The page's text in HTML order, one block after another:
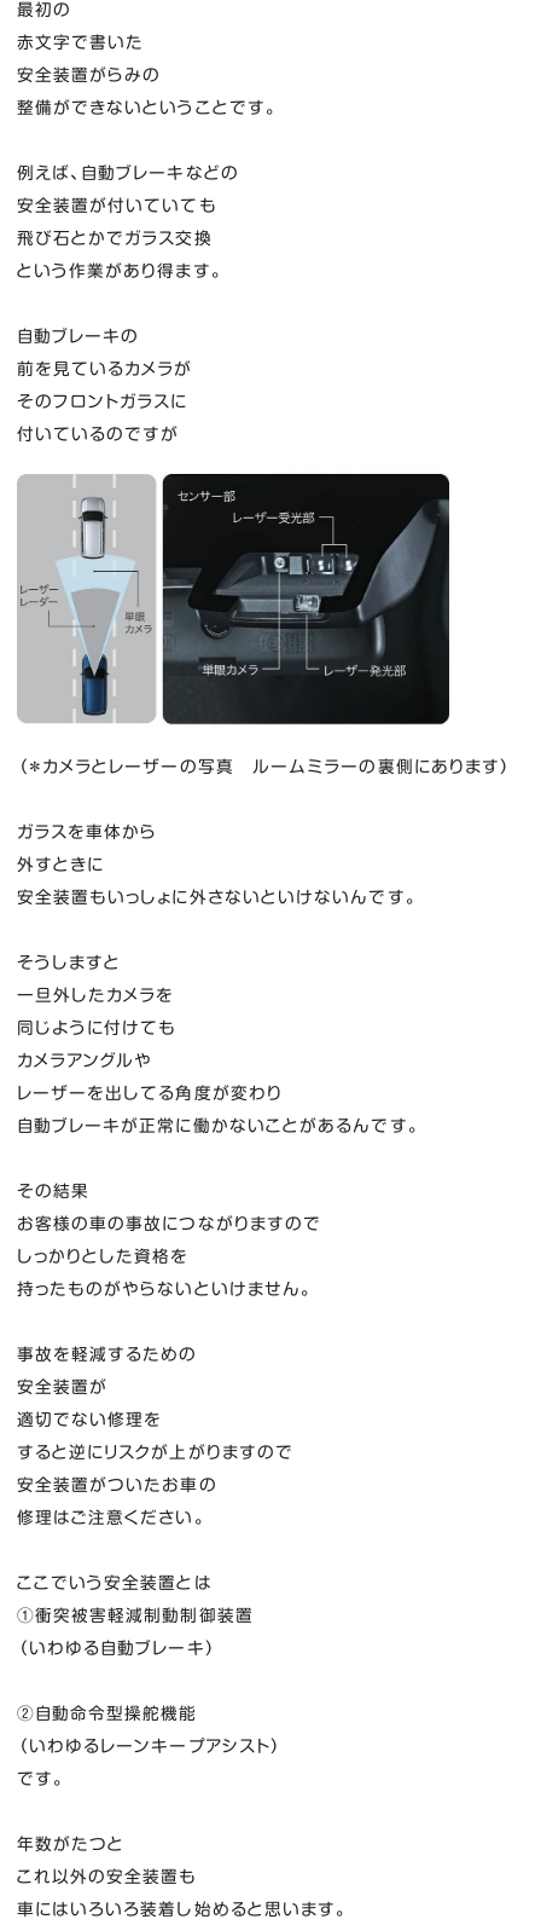
最初の
赤文字で書いた
安全装置がらみの
整備ができないということです。
例えば、自動ブレーキなどの
安全装置が付いていても
飛び石とかでガラス交換
という作業があり得ます。
自動ブレーキの
前を見ているカメラが
そのフロントガラスに
付いているのですが
（＊カメラとレーザーの写真 ルームミラーの裏側にあります）
ガラスを車体から
外すときに
安全装置もいっしょに外さないといけないんです。
そうしますと
一旦外したカメラを
同じように付けても
カメラアングルや
レーザーを出してる角度が変わり
自動ブレーキが正常に働かないことがあるんです。
その結果
お客様の車の事故につながりますので
しっかりとした資格を
持ったものがやらないといけません。
事故を軽減するための
安全装置が
適切でない修理を
すると逆にリスクが上がりますので
安全装置がついたお車の
修理はご注意ください。
ここでいう安全装置とは
①衝突被害軽減制動制御装置
（いわゆる自動ブレーキ）
②自動命令型操舵機能
（いわゆるレーンキープアシスト）
です。
年数がたつと
これ以外の安全装置も
車にはいろいろ装着し始めると思います。